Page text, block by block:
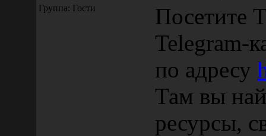
Группа: Гости
Посетите
Telegram-
по адресу
Там вы
ресурсы,